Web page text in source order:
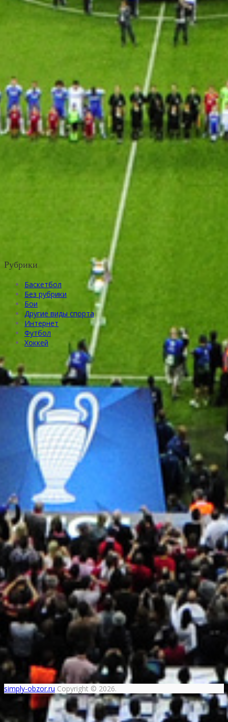
Рубрики
Баскетбол
Без рубрики
Бои
Другие виды спорта
Интернет
Футбол
Хоккей
simply-obzor.ru Copyright © 2026.